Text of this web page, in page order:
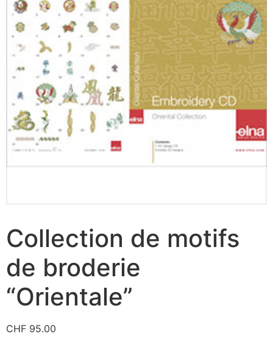
Collection de motifs
de broderie
“Orientale”
CHF 95.00